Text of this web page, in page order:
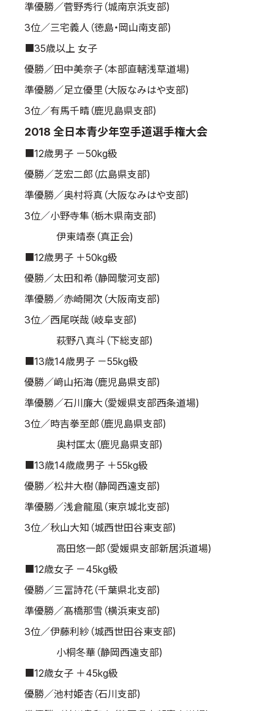
準優勝／菅野秀行（城南京浜支部)
3位／三宅義人（徳島・岡山南支部)
■35歳以上 女子
優勝／田中美奈子（本部直轄浅草道場)
準優勝／足立優里（大阪なみはや支部)
3位／有馬千晴（鹿児島県支部)
2018 全日本青少年空手道選手権大会
■12歳男子 －50kg級
優勝／芝宏二郎（広島県支部)
準優勝／奥村将真（大阪なみはや支部)
3位／小野寺隼（栃木県南支部)
伊東靖泰（真正会)
■12歳男子 ＋50kg級
優勝／太田和希（静岡駿河支部)
準優勝／赤崎開次（大阪南支部)
3位／西尾咲哉（岐阜支部)
萩野八真斗（下総支部)
■13歳14歳男子 －55kg級
優勝／﨑山拓海（鹿児島県支部)
準優勝／石川廉大（愛媛県支部西条道場)
3位／時吉拳至郎（鹿児島県支部)
奥村匡太（鹿児島県支部)
■13歳14歳歳男子 ＋55kg級
優勝／松井大樹（静岡西遠支部)
準優勝／浅倉龍風（東京城北支部)
3位／秋山大知（城西世田谷東支部)
高田悠一郎（愛媛県支部新居浜道場)
■12歳女子 －45kg級
優勝／三冨詩花（千葉県北支部)
準優勝／髙橋那雪（横浜東支部)
3位／伊藤利紗（城西世田谷東支部)
小桐冬華（静岡西遠支部)
■12歳女子 ＋45kg級
優勝／池村姫杏（石川支部)